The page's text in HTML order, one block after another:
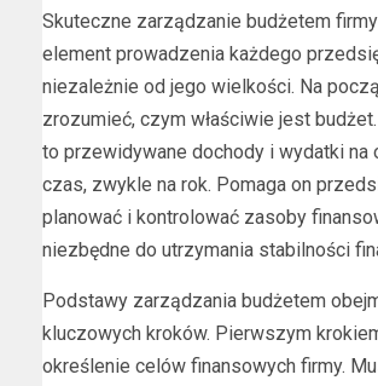
Skuteczne zarządzanie budżetem
element prowadzenia każdego
niezależnie od jego wielkości. Na
zrozumieć, czym właściwie jest
to przewidywane dochody i wydatki na
czas, zwykle na rok. Pomaga on
planować i kontrolować zasoby
niezbędne do utrzymania stabilności
Podstawy zarządzania budżetem
kluczowych kroków. Pierwszym
określenie celów finansowych firmy.